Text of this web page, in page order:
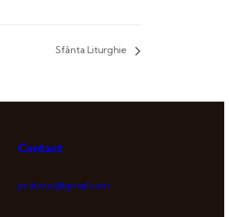
Sfânta Liturghie
Contact
pr.dutuc@gmail.com